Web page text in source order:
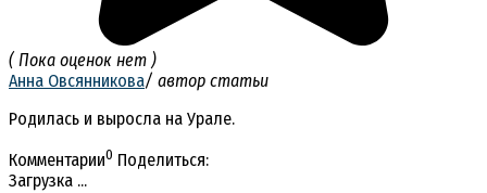
( Пока оценок нет )
Анна Овсянникова/ автор статьи
Родилась и выросла на Урале.
Комментарии0 Поделиться:
Загрузка ...